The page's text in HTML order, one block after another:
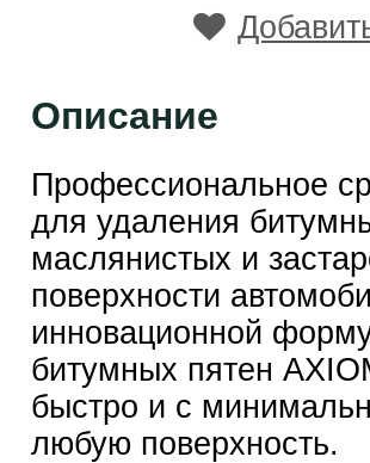
Описание
Профессиональное
для удаления
маслянистых и
поверхности
инновационной
битумных пятен
быстро и с
любую поверхность.